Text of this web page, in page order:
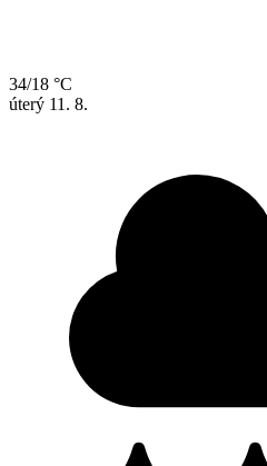
34/18 °C
úterý 11. 8.